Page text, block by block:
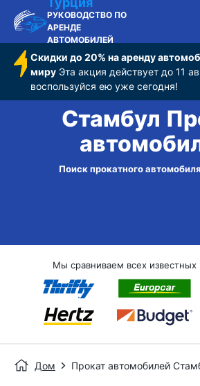
РУКОВОДСТВО ПО
АРЕНДЕ
АВТОМОБИЛЕЙ
Скидки до 20% на аренду
мируЭта акция действует до 11
воспользуйся ею уже сегодня!
Стамбул
Поиск прокатного
Мы сравниваем всех известных
Дом Прокат автомобилей